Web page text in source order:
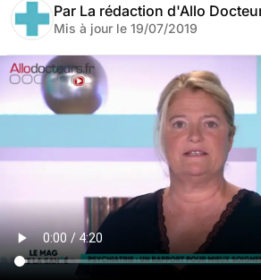
Par La rédaction d'Allo
Mis à jour le 19/07/2019